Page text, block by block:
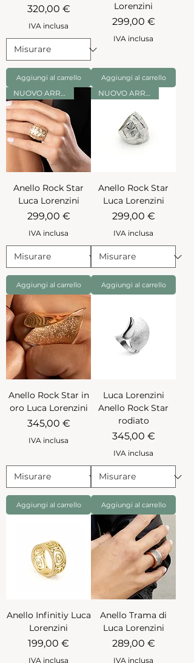
Prezzo
320,00 €
IVA inclusa
Aggiungi al carrello
Lorenzini
Prezzo
299,00 €
IVA inclusa
Aggiungi al carrello
NUOVO ARRIVO
Anello Rock Star
Luca Lorenzini
Prezzo
299,00 €
IVA inclusa
Aggiungi al carrello
NUOVO ARRIVO
Anello Rock Star
Luca Lorenzini
Prezzo
299,00 €
IVA inclusa
Aggiungi al carrello
Anello Rock Star in
oro Luca Lorenzini
Prezzo
345,00 €
IVA inclusa
Aggiungi al carrello
Luca Lorenzini
Anello Rock Star
rodiato
Prezzo
345,00 €
IVA inclusa
Aggiungi al carrello
Anello Infinitiy Luca
Lorenzini
Prezzo
199,00 €
IVA inclusa
Anello Trama di
Luca Lorenzini
Prezzo
289,00 €
IVA inclusa